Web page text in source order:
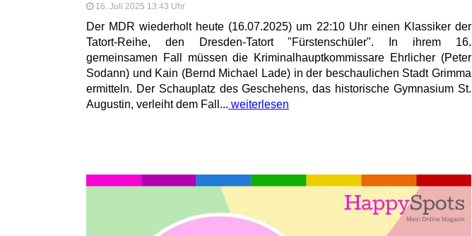
16. Juli 2025 13:43 Uhr
Der MDR wiederholt heute (16.07.2025) um 22:10 Uhr einen Klassiker der
Tatort-Reihe, den Dresden-Tatort "Fürstenschüler". In ihrem 16.
gemeinsamen Fall müssen die Kriminalhauptkommissare Ehrlicher (Peter
Sodann) und Kain (Bernd Michael Lade) in der beschaulichen Stadt Grimma
ermitteln. Der Schauplatz des Geschehens, das historische Gymnasium St.
Augustin, verleiht dem Fall... weiterlesen